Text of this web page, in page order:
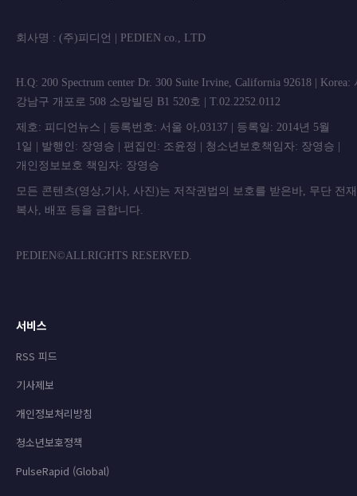
회사명 : (주)피디언 | PEDIEN co.,
H.Q: 200 Spectrum center Dr. 300 Suite Irvine, California 92618 | Korea:
강남구 개포로 508 소망빌딩 B1 520호 | T.02.2252.0112
제호: 피디언뉴스 | 등록번호: 서울 아,03137 | 등록일: 2014년 5월
1일 | 발행인: 장영승 | 편집인: 조윤정 | 청소년보호책임자: 장영승 |
개인정보보호 책임자: 장영승
모든 콘텐츠(영상,기사, 사진)는 저작권법의 보호를 받은바, 무단 전
복사, 배포 등을 금합니
PEDIEN©ALLRIGHTS RESERVED.
서비스
RSS 피드
기사제보
개인정보처리방침
청소년보호정책
PulseRapid (Global)